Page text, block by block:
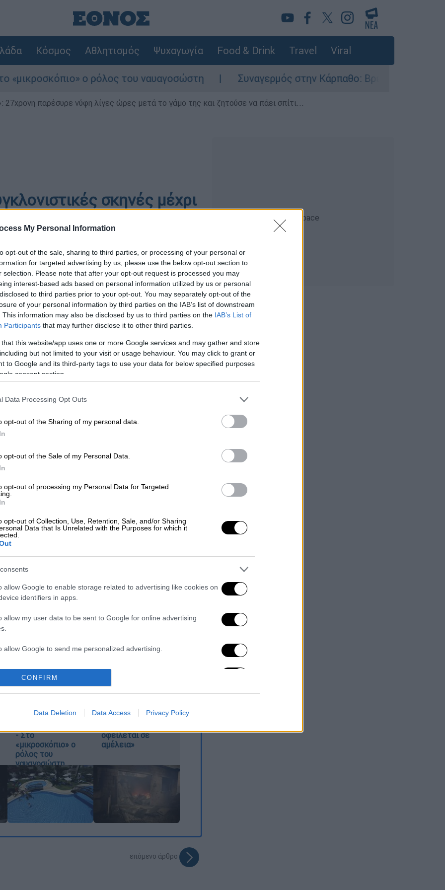
My Personal Information
opt-out of the sale, sharing to third parties, or processing of your personal or
for targeted advertising by us, please use the below opt-out section to
selection. Please note that after your opt-out request is processed you may
interest-based ads based on personal information utilized by us or personal
to third parties prior to your opt-out. You may separately opt-out of the
of your personal information by third parties on the IAB’s list of downstream
This information may also be disclosed by us to third parties on the IAB’s List of
Participants that may further disclose it to other third parties.
that this website/app uses one or more Google services and may gather and store
but not limited to your visit or usage behaviour. You may click to grant or
to Google and its third-party tags to use your data for below specified purposes
consent section.
Data Processing Opt Outs
opt-out of the Sharing of my personal data.
opt-out of the Sale of my Personal Data.
opt-out of processing my Personal Data for Targeted
opt-out of Collection, Use, Retention, Sale, and/or Sharing
Data that Is Unrelated with the Purposes for which it
allow Google to enable storage related to advertising like cookies on
identifiers in apps.
allow my user data to be sent to Google for online advertising
allow Google to send me personalized advertising.
allow Google to enable storage related to analytics like cookies on
allow Google to enable storage related to personalization.
allow Google to enable storage related to security, including
functionality and fraud prevention, and other user protection.
CONFIRM
Data Deletion Data Access Privacy Policy
Κόσμος Αθλητισμός Ψυχαγωγία Food & Drink Travel Viral
ο ρόλος του ναυαγοσώστη Συναγερμός στην Κάρπαθο: Βρέθηκαν παλιά
παρέσυρε νύφη λίγες ώρες μετά το γάμο της και ζητούσε να πάει σπίτι...
σκηνές μέχρι
χωρισμοί και
κύκλο της σειράς
το ΕΘΝΟΣ στη Google
τον τέταρτο κύκλο της σειράς του
και σκηνές που θα δείτε μέχρι το
και εκδίκηση είναι μερικές
θα δείτε.
Στον εισαγγελέα ο
ιδιοκτήτης του
θάνατο του
- Στο
«μικροσκόπιο» ο
ρόλος του
ναυαγοσώστη
Τουρνάς: Πάνω
από 400 πυρκαγιές
σε 10 ημέρες - «Το
90% των
οφείλεται σε
αμέλεια»
επόμενο άρθρο